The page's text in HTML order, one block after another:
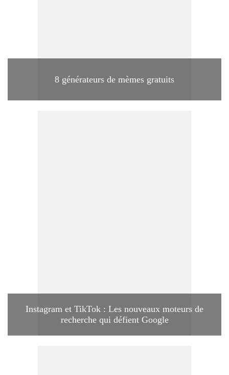
8 générateurs de mèmes gratuits
Instagram et TikTok : Les nouveaux moteurs de
recherche qui défient Google